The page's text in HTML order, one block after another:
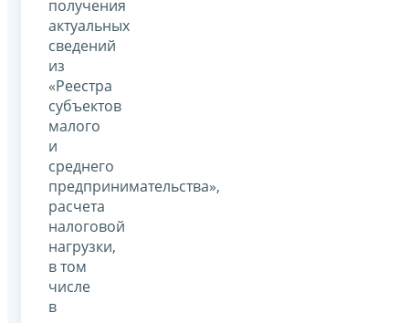
получения
актуальных
сведений
из
«Реестра
субъектов
малого
и
среднего
предпринимательства»,
расчета
налоговой
нагрузки,
в том
числе
в